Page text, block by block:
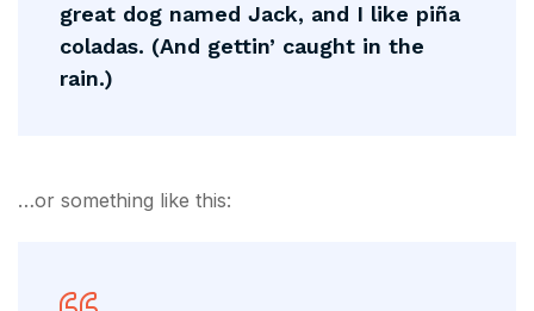
great dog named Jack, and I like piña
coladas. (And gettin’ caught in the
rain.)
…or something like this: